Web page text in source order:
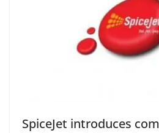
SpiceJet introduces